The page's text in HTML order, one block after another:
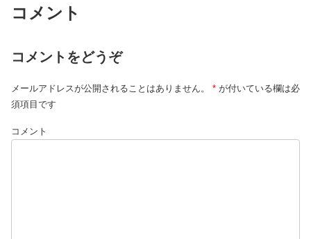
コメント
コメントをどうぞ
メールアドレスが公開されることはありません。 * が付いている欄は必
須項目です
コメント